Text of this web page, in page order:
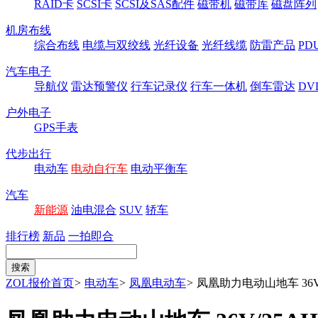
RAID卡 SCSI卡 SCSI及SAS配件 磁带机 磁带库 磁盘阵列
机房布线
综合布线 电缆与双绞线 光纤设备 光纤线缆 防雷产品
汽车电子
导航仪 雷达预警仪 行车记录仪 行车一体机 倒车雷达
户外电子
GPS手表
代步出行
电动车 电动自行车 电动平衡车
汽车
新能源 油电混合 SUV 轿车
排行榜 新品 一拍即合
ZOL报价首页> 电动车> 凤凰电动车> 凤凰助力电动山地车